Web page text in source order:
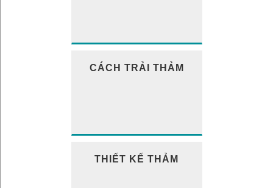
CÁCH TRẢI THẢM
THIẾT KẾ THẢM